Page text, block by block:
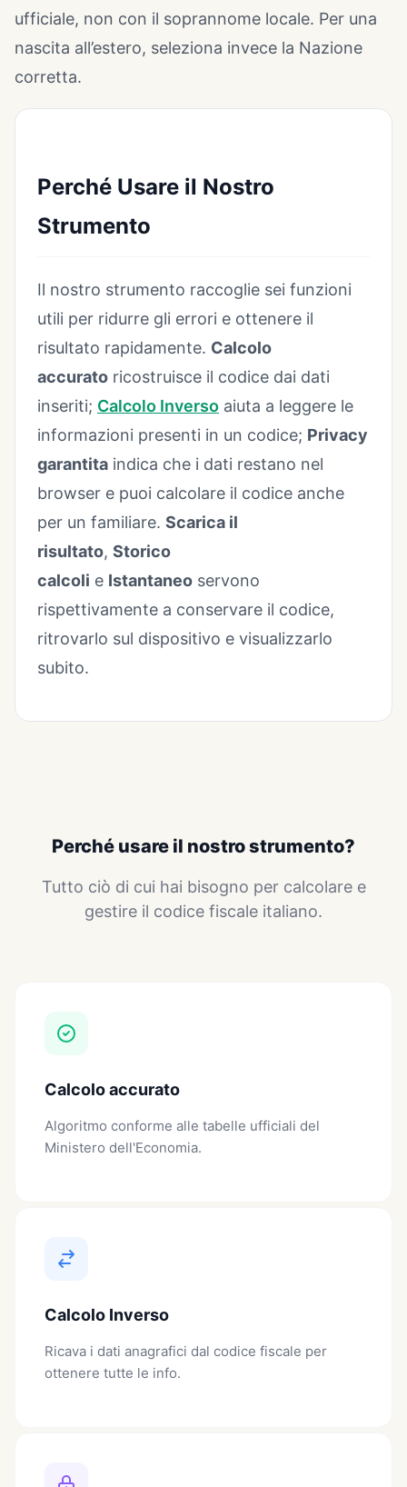
ufficiale, non con il soprannome locale. Per una
nascita all’estero, seleziona invece la Nazione
corretta.
Perché Usare il Nostro
Strumento
Il nostro strumento raccoglie sei funzioni
utili per ridurre gli errori e ottenere il
risultato rapidamente. Calcolo
accurato ricostruisce il codice dai dati
inseriti; Calcolo Inverso aiuta a leggere le
informazioni presenti in un codice; Privacy
garantita indica che i dati restano nel
browser e puoi calcolare il codice anche
per un familiare. Scarica il
risultato, Storico
calcoli e Istantaneo servono
rispettivamente a conservare il codice,
ritrovarlo sul dispositivo e visualizzarlo
subito.
Perché usare il nostro strumento?
Tutto ciò di cui hai bisogno per calcolare e
gestire il codice fiscale italiano.
Calcolo accurato
Algoritmo conforme alle tabelle ufficiali del
Ministero dell'Economia.
Calcolo Inverso
Ricava i dati anagrafici dal codice fiscale per
ottenere tutte le info.